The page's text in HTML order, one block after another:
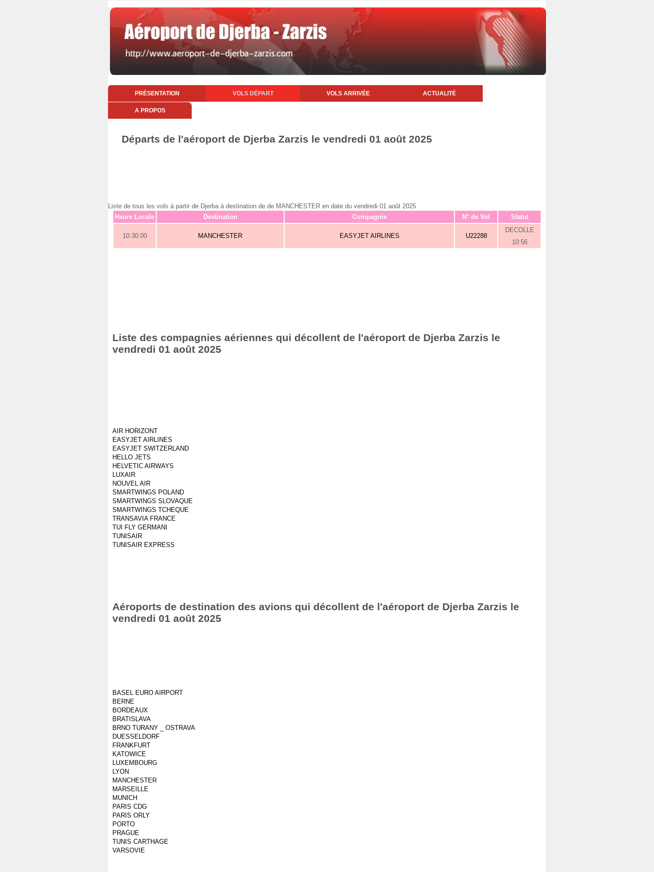
PRÉSENTATION VOLS DÉPART VOLS ARRIVÉE ACTUALITÉ
A PROPOS
Départs de l'aéroport de Djerba Zarzis le vendredi 01 août 2025
Liste de tous les vols à partir de Djerba à destination de de MANCHESTER en date du vendredi 01 août 2025
Heure Locale
Destination Compagnie N° de Vol Statut
10:30:00 MANCHESTER EASYJET AIRLINES U22288
DECOLLE
10:56
Liste des compagnies aériennes qui décollent de l'aéroport de Djerba Zarzis le
vendredi 01 août 2025
AIR HORIZONT
EASYJET AIRLINES
EASYJET SWITZERLAND
HELLO JETS
HELVETIC AIRWAYS
LUXAIR
NOUVEL AIR
SMARTWINGS POLAND
SMARTWINGS SLOVAQUE
SMARTWINGS TCHEQUE
TRANSAVIA FRANCE
TUI FLY GERMANI
TUNISAIR
TUNISAIR EXPRESS
Aéroports de destination des avions qui décollent de l'aéroport de Djerba Zarzis le
vendredi 01 août 2025
BASEL EURO AIRPORT
BERNE
BORDEAUX
BRATISLAVA
BRNO TURANY _ OSTRAVA
DUESSELDORF
FRANKFURT
KATOWICE
LUXEMBOURG
LYON
MANCHESTER
MARSEILLE
MUNICH
PARIS CDG
PARIS ORLY
PORTO
PRAGUE
TUNIS CARTHAGE
VARSOVIE